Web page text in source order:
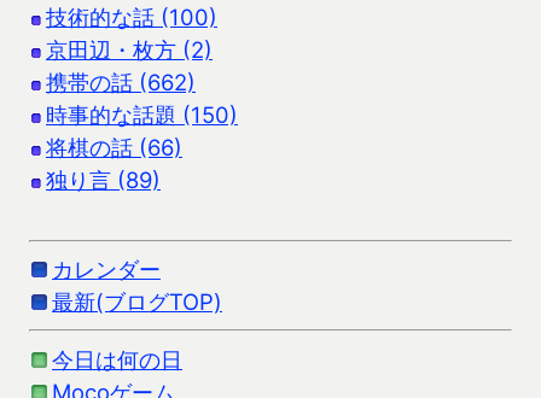
技術的な話 (100)
京田辺・枚方 (2)
携帯の話 (662)
時事的な話題 (150)
将棋の話 (66)
独り言 (89)
カレンダー
最新(ブログTOP)
今日は何の日
Mocoゲーム